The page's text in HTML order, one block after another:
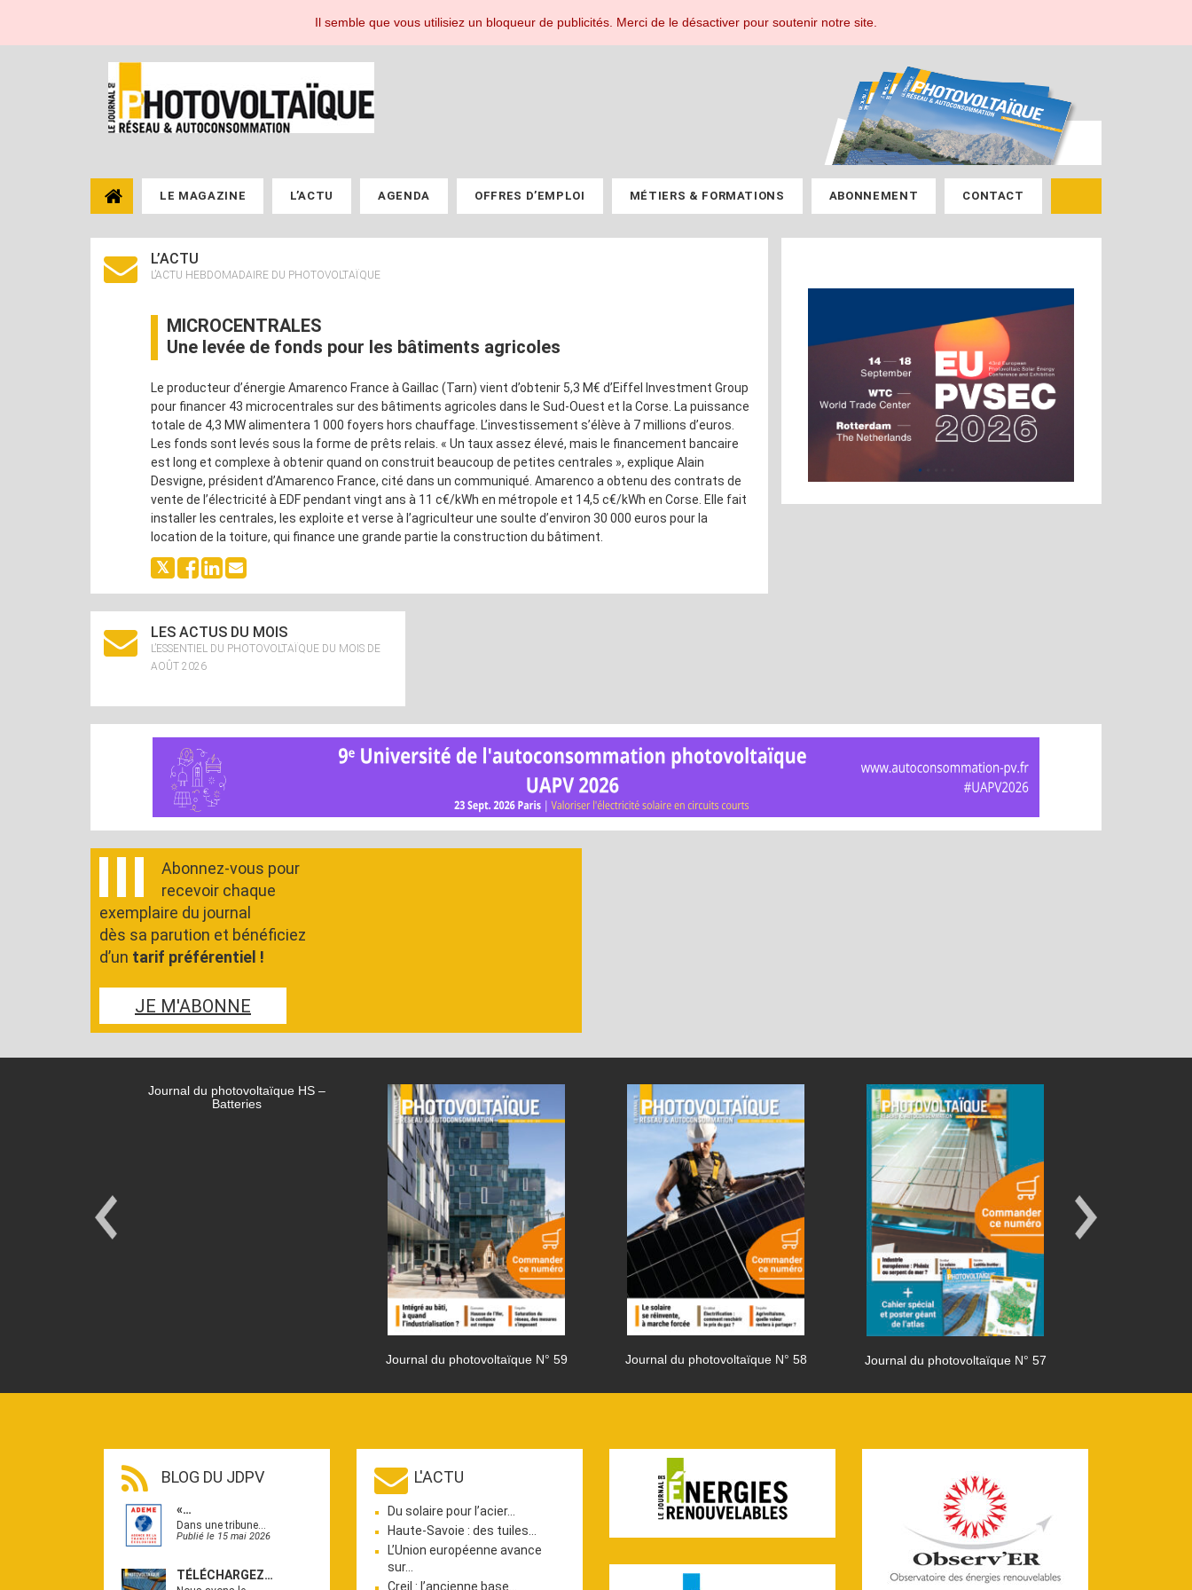
ESPACE ABONNÉ
LE MAGAZINE L’ACTU AGENDA OFFRES D’EMPLOI MÉTIERS & FORMATIONS ABONNEMENT CONTACT
L’ACTU
L’ACTU HEBDOMADAIRE DU PHOTOVOLTAÏQUE
MICROCENTRALES
Une levée de fonds pour les bâtiments agricoles
Le producteur d’énergie Amarenco France à Gaillac (Tarn) vient d’obtenir 5,3 M€ d’Eiffel Investment Group
pour financer 43 microcentrales sur des bâtiments agricoles dans le Sud-Ouest et la Corse. La puissance
totale de 4,3 MW alimentera 1 000 foyers hors chauffage. L’investissement s’élève à 7 millions d’euros.
Les fonds sont levés sous la forme de prêts relais. « Un taux assez élevé, mais le financement bancaire
est long et complexe à obtenir quand on construit beaucoup de petites centrales », explique Alain
Desvigne, président d’Amarenco France, cité dans un communiqué. Amarenco a obtenu des contrats de
vente de l’électricité à EDF pendant vingt ans à 11 c€/kWh en métropole et 14,5 c€/kWh en Corse. Elle fait
installer les centrales, les exploite et verse à l’agriculteur une soulte d’environ 30 000 euros pour la
location de la toiture, qui finance une grande partie la construction du bâtiment.
LES ACTUS DU MOIS
L’ESSENTIEL DU PHOTOVOLTAÏQUE DU MOIS DE
AOÛT 2026
Abonnez-vous pour
recevoir chaque
exemplaire du journal
dès sa parution et bénéficiez
d’un tarif préférentiel !
JE M'ABONNE
Journal du photovoltaïque HS –
Batteries
Journal du photovoltaïque N° 59 Journal du photovoltaïque N° 58 Journal du photovoltaïque N° 57
BLOG DU JDPV
«…
Dans une tribune…
Publié le 15 mai 2026
TÉLÉCHARGEZ…
L'ACTU
Du solaire pour l’acier…
Haute-Savoie : des tuiles…
L’Union européenne avance
sur…
Creil : l’ancienne base…
Il semble que vous utilisiez un bloqueur de publicités. Merci de le désactiver pour soutenir notre site.